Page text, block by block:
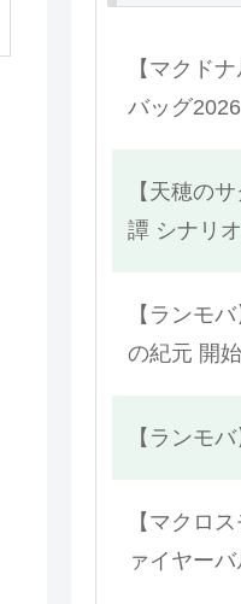
【マクド
バッグ2026
【天穂の
譚 シナリ
【ランモ
の紀元 開始
【ランモ
【マクロ
ァイヤー